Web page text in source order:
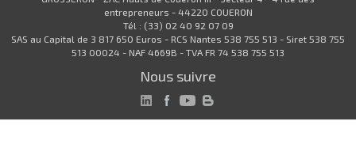
entrepreneurs - 44220 COUERON
Tél : (33) 02 40 92 07 09
SAS au Capital de 3 817 650 Euros - RCS Nantes 538 755 513 - Siret 538 755
513 00024 - NAF 4669B - TVA FR 74 538 755 513
Nous suivre